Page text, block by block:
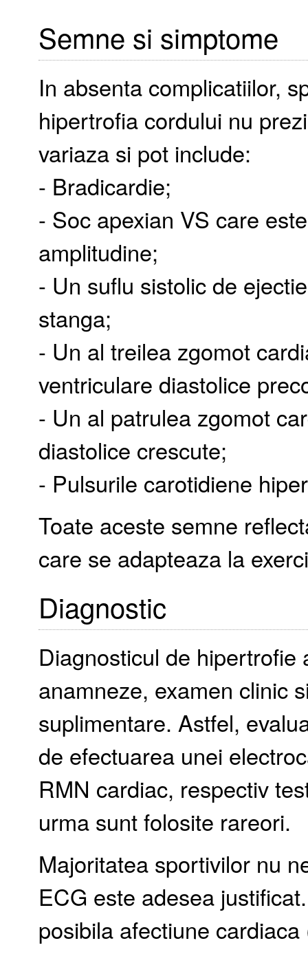
Semne si simptome
In absenta complicatiilor,
hipertrofia cordului nu
variaza si pot include:
- Bradicardie;
- Soc apexian VS care
amplitudine;
- Un suflu sistolic de
stanga;
- Un al treilea zgomot
ventriculare diastolice
- Un al patrulea zgomot
diastolice crescute;
- Pulsurile carotidiene
Toate aceste semne
care se adapteaza la
Diagnostic
Diagnosticul de
anamneze, examen clinic
suplimentare. Astfel,
de efectuarea unei
RMN cardiac, respectiv
urma sunt folosite rareori.
Majoritatea sportivilor nu
ECG este adesea
posibila afectiune